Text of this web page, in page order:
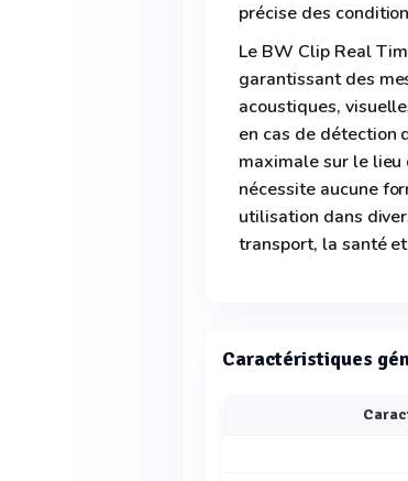
précise des
Le BW Clip Real
garantissant des
acoustiques,
en cas de détection
maximale sur le
nécessite aucune
utilisation dans
transport, la santé
Caractéristiques